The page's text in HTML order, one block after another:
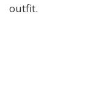
outfit.